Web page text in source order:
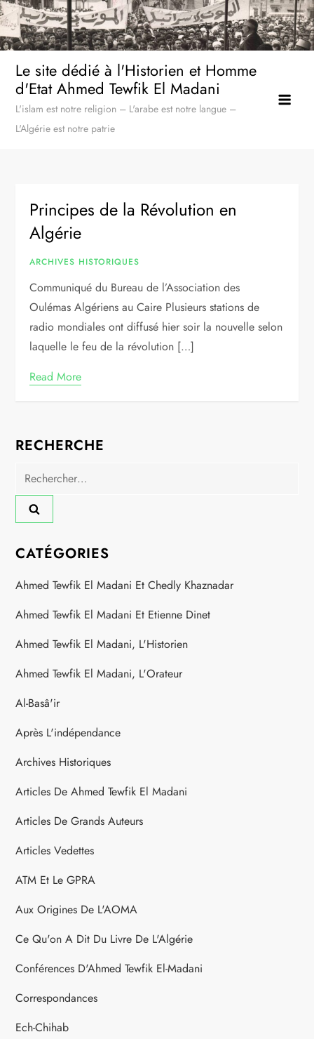
Skip
to
content
Le site dédié à l'Historien et Homme
d'Etat Ahmed Tewfik El Madani
L'islam est notre religion – L'arabe est notre langue –
L'Algérie est notre patrie
Principes de la Révolution en
Algérie
ARCHIVES HISTORIQUES
Communiqué du Bureau de l’Association des
Oulémas Algériens au Caire Plusieurs stations de
radio mondiales ont diffusé hier soir la nouvelle selon
laquelle le feu de la révolution […]
Read More
RECHERCHE
Rechercher :
CATÉGORIES
Ahmed Tewfik El Madani Et Chedly Khaznadar
Ahmed Tewfik El Madani Et Etienne Dinet
Ahmed Tewfik El Madani, L'Historien
Ahmed Tewfik El Madani, L'Orateur
Al-Basâ'ir
Après L'indépendance
Archives Historiques
Articles De Ahmed Tewfik El Madani
Articles De Grands Auteurs
Articles Vedettes
ATM Et Le GPRA
Aux Origines De L'AOMA
Ce Qu'on A Dit Du Livre De L'Algérie
Conférences D'Ahmed Tewfik El-Madani
Correspondances
Ech-Chihab